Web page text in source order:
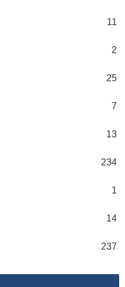
11
2
25
7
13
234
1
14
237